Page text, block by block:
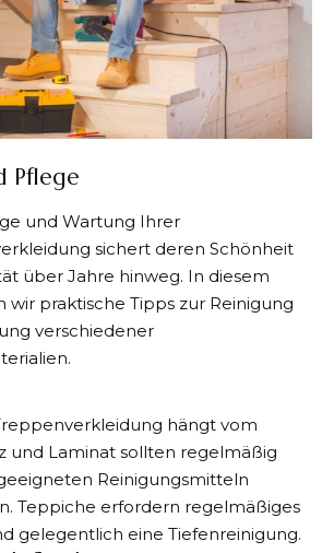
Pflege
und Wartung Ihrer
sichert deren Schönheit
über Jahre hinweg. In diesem
praktische Tipps zur Reinigung
verschiedener
hängt vom
und Laminat sollten regelmäßig
Reinigungsmitteln
Teppiche erfordern regelmäßiges
gelegentlich eine Tiefenreinigung.